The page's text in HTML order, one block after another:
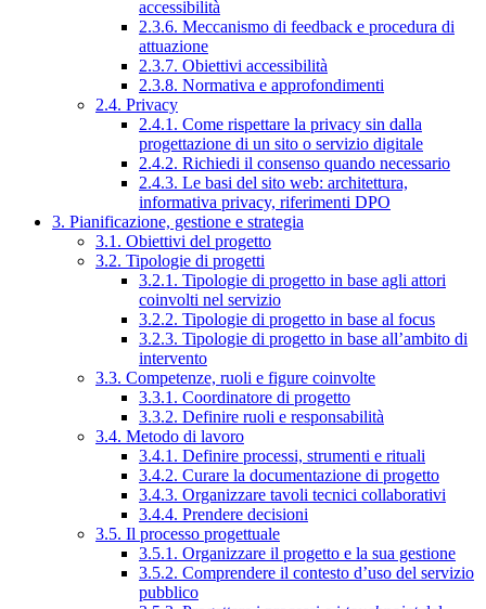
accessibilità
2.3.6. Meccanismo di feedback e procedura di
attuazione
2.3.7. Obiettivi accessibilità
2.3.8. Normativa e approfondimenti
2.4. Privacy
2.4.1. Come rispettare la privacy sin dalla
progettazione di un sito o servizio digitale
2.4.2. Richiedi il consenso quando necessario
2.4.3. Le basi del sito web: architettura,
informativa privacy, riferimenti DPO
3. Pianificazione, gestione e strategia
3.1. Obiettivi del progetto
3.2. Tipologie di progetti
3.2.1. Tipologie di progetto in base agli attori
coinvolti nel servizio
3.2.2. Tipologie di progetto in base al focus
3.2.3. Tipologie di progetto in base all’ambito di
intervento
3.3. Competenze, ruoli e figure coinvolte
3.3.1. Coordinatore di progetto
3.3.2. Definire ruoli e responsabilità
3.4. Metodo di lavoro
3.4.1. Definire processi, strumenti e rituali
3.4.2. Curare la documentazione di progetto
3.4.3. Organizzare tavoli tecnici collaborativi
3.4.4. Prendere decisioni
3.5. Il processo progettuale
3.5.1. Organizzare il progetto e la sua gestione
3.5.2. Comprendere il contesto d’uso del servizio
pubblico